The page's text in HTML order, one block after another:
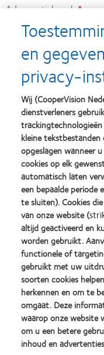
Adres optiekzaak
Postcode optiekzaak
Locatie (plaats) van de
Ik wil meedoen met
bij 60 packs of meer krijgt u
Ik neem het volgende
Naam van uw
Eventuele opmerkingen
Ik verklaar hierbij dat
begrepen
https://coopervision.be/nl/
en
privacy-
Wij (CooperVision
dienstverleners
kleine
opgeslagen wanneer
cookies op elk
automatisch laten
een bepaalde periode
te sluiten). Cookies
van onze website (
altijd geactiveerd en
worden gebruikt.
functionele of
gebruikt met uw
soorten cookies
herkennen en om te
omgaat. Deze
waarop onze website
om u een betere
inhoud en